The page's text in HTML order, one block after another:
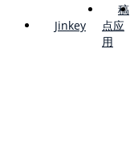
Jinkey
稿
点应
用